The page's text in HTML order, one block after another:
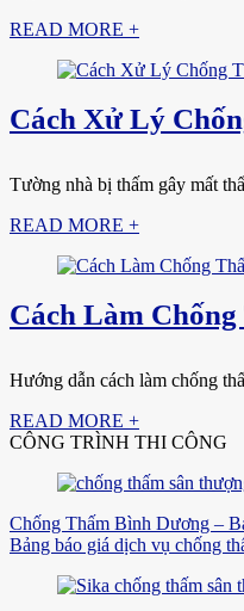
READ MORE +
Cách Xử Lý
Tường nhà bị thấm gây mất
READ MORE +
Cách Làm
Hướng dẫn cách làm chống
READ MORE +
CÔNG TRÌNH THI CÔNG
Chống Thấm Bình Dương –
Bảng báo giá dịch vụ chống